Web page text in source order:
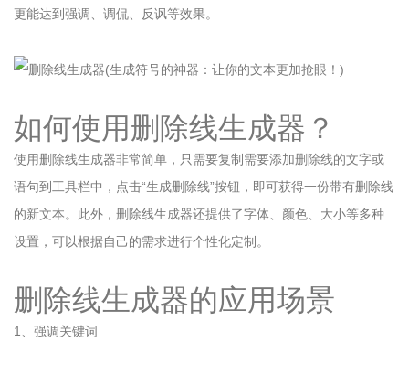
更能达到强调、调侃、反讽等效果。
如何使用删除线生成器？
使用删除线生成器非常简单，只需要复制需要添加删除线的文字或
语句到工具栏中，点击“生成删除线”按钮，即可获得一份带有删除线
的新文本。此外，删除线生成器还提供了字体、颜色、大小等多种
设置，可以根据自己的需求进行个性化定制。
删除线生成器的应用场景
1、强调关键词